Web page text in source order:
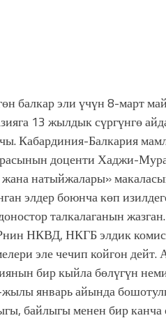
балкар эли үчүн 8-март
13 жылдык сүргүнгө
Кабардиния-Балкария
доценти Хаджи-
натыйжалары»
элдер боюнча көп
талкалаганын
НКВД, НКГБ элдик
эле чечип койгон
бир кыйла бөлүгүн
январь айында
байлыгы менен бир